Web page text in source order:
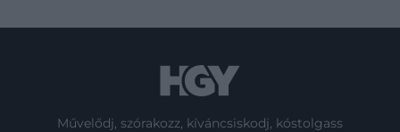
Művelődj, szórakozz, kíváncsiskodj, kóstolgass